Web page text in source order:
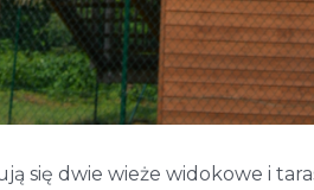
się dwie wieże widokowe i